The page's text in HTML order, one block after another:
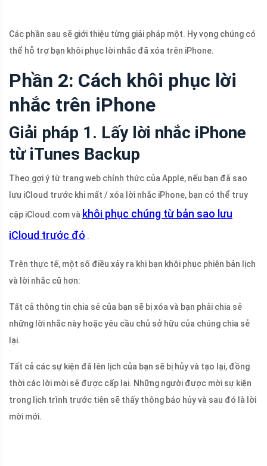
Các phần sau sẽ giới thiệu từng giải pháp một. Hy vọng chúng có
thể hỗ trợ bạn khôi phục lời nhắc đã xóa trên iPhone.
Phần 2: Cách khôi phục lời
nhắc trên iPhone
Giải pháp 1. Lấy lời nhắc iPhone
từ iTunes Backup
Theo gợi ý từ trang web chính thức của Apple, nếu bạn đã sao
lưu iCloud trước khi mất / xóa lời nhắc iPhone, bạn có thể truy
cập iCloud.com và khôi phục chúng từ bản sao lưu
iCloud trước đó .
Trên thực tế, một số điều xảy ra khi bạn khôi phục phiên bản lịch
và lời nhắc cũ hơn:
Tất cả thông tin chia sẻ của bạn sẽ bị xóa và bạn phải chia sẻ
những lời nhắc này hoặc yêu cầu chủ sở hữu của chúng chia sẻ
lại.
Tất cả các sự kiện đã lên lịch của bạn sẽ bị hủy và tạo lại, đồng
thời các lời mời sẽ được cấp lại. Những người được mời sự kiện
trong lịch trình trước tiên sẽ thấy thông báo hủy và sau đó là lời
mời mới.